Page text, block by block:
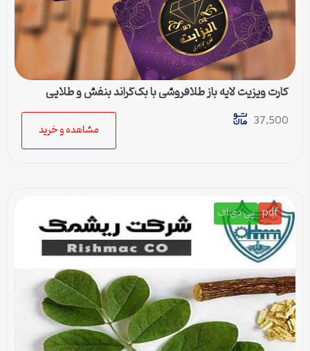
کارت ویزیت لایه باز طلافروشی با بک‌گراند بنفش و طلایی
37,500
مشاهده و خرید
pdf پی دی اف